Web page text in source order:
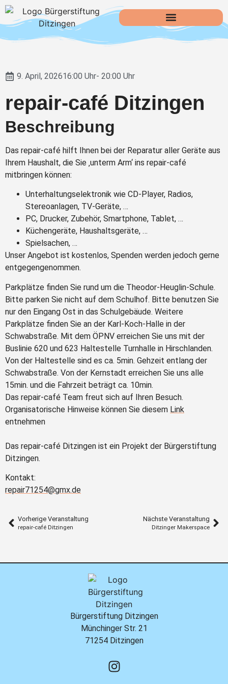
9. April, 202616:00 Uhr- 20:00 Uhr
repair-café Ditzingen
Beschreibung
Das repair-café hilft Ihnen bei der Reparatur aller Geräte aus
Ihrem Haushalt, die Sie ‚unterm Arm‘ ins repair-café
mitbringen können:
Unterhaltungselektronik wie CD-Player, Radios,
Stereoanlagen, TV-Geräte, …
PC, Drucker, Zubehör, Smartphone, Tablet, …
Küchengeräte, Haushaltsgeräte, …
Spielsachen, …
Unser Angebot ist kostenlos, Spenden werden jedoch gerne
entgegengenommen.
Parkplätze finden Sie rund um die Theodor-Heuglin-Schule.
Bitte parken Sie nicht auf dem Schulhof. Bitte benutzen Sie
nur den Eingang Ost in das Schulgebäude. Weitere
Parkplätze finden Sie an der Karl-Koch-Halle in der
Schwabstraße. Mit dem ÖPNV erreichen Sie uns mit der
Buslinie 620 und 623 Haltestelle Turnhalle in Hirschlanden.
Von der Haltestelle sind es ca. 5min. Gehzeit entlang der
Schwabstraße. Von der Kernstadt erreichen Sie uns alle
15min. und die Fahrzeit beträgt ca. 10min.
Das repair-café Team freut sich auf Ihren Besuch.
Organisatorische Hinweise können Sie diesem Link
entnehmen
Das repair-café Ditzingen ist ein Projekt der Bürgerstiftung
Ditzingen.
Kontakt:
repair71254@gmx.de
Vorherige Veranstaltung
repair-café Ditzingen
Nächste Veranstaltung
Ditzinger Makerspace
Bürgerstiftung Ditzingen
Münchinger Str. 21
71254 Ditzingen